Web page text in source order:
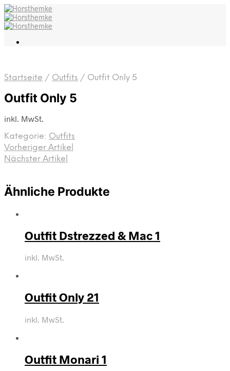
Startseite / Outfits / Outfit Only 5
Outfit Only 5
inkl. MwSt.
Kategorie: Outfits
Vorheriger Artikel
Nächster Artikel
Ähnliche Produkte
Outfit Dstrezzed & Mac 1
inkl. MwSt.
Outfit Only 21
inkl. MwSt.
Outfit Monari 1